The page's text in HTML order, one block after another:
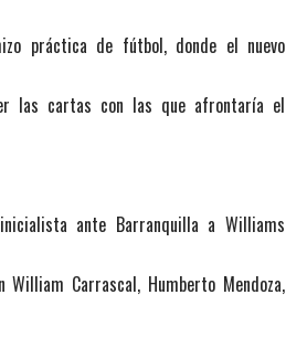
práctica de fútbol, donde el nuevo
las cartas con las que afrontaría el
ante Barranquilla a Williams
Carrascal, Humberto Mendoza,